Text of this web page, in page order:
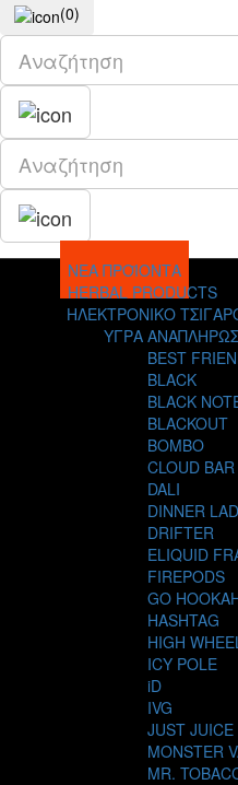
(0)
ΝΕΑ ΠΡΟΪΟΝΤΑ
HERBAL PRODUCTS
ΗΛΕΚΤΡΟΝΙΚΟ
ΥΓΡΑ
BEST
BLACK
BLACK
BLACKOUT
BOMBO
CLOUD
DALI
DINNER
DRIFTER
ELIQUID
FIREPODS
GO
HASHTAG
HIGH
ICY POLE
iD
IVG
JUST JUICE
MONSTER
MR.